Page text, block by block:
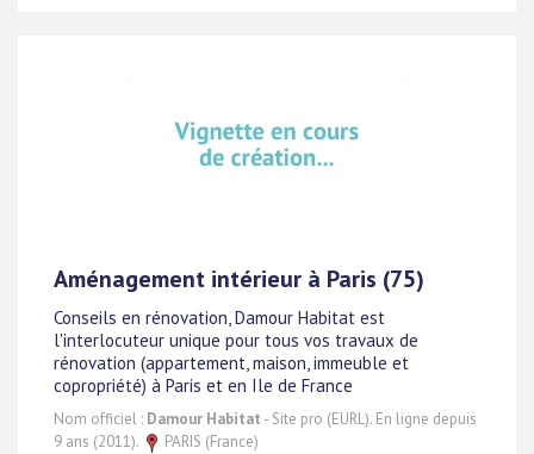
Aménagement intérieur à Paris (75)
Conseils en rénovation, Damour Habitat est
l'interlocuteur unique pour tous vos travaux de
rénovation (appartement, maison, immeuble et
copropriété) à Paris et en Ile de France
Nom officiel : Damour Habitat - Site pro (EURL). En ligne depuis
9 ans (2011).
PARIS (France)